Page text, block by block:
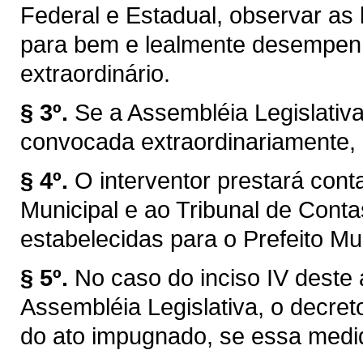
Federal e Estadual, observar
para bem e lealmente
extraordinário.
§ 3º. Se a Assembléia
convocada
§ 4º. O interventor prestará
Municipal e ao Tribunal de
estabelecidas para o Prefeito
§ 5º. No caso do inciso IV
Assembléia Legislativa, o
do ato impugnado, se essa